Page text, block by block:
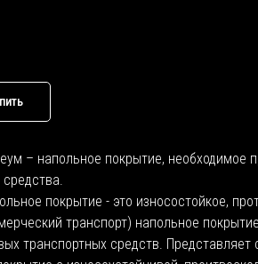
– напольное покрытие, необходимое
покрытие - это износостойкое,
транспорт) напольное
транспортных средств. Представляет